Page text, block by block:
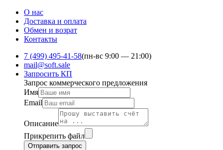
О нас
Доставка и оплата
Обмен и ​возрат
Контакты
7 (499) 495-41-58(пн-вс 9:00 — 21:00)
mail@soft.sale
Запросить КП
Запрос коммерческого предложения
Имя
Email
Описание
Прикрепить файл
Отправить запрос